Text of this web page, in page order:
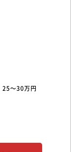
25〜30万円